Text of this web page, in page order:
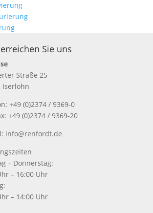
Sie uns
Straße 25
Iserlohn
+49 (0)2374 / 9369-0
+49 (0)2374 / 9369-20
info@renfordt.de
– Donnerstag:
– 16:00 Uhr
– 14:00 Uhr